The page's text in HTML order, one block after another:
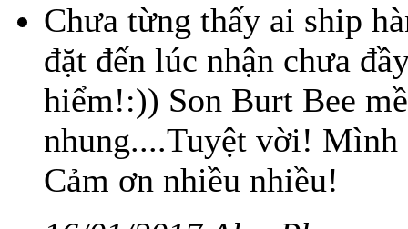
Chưa từng thấy ai ship
đặt đến lúc nhận chưa
hiểm!:)) Son Burt Bee
nhung....Tuyệt vời! Mình
Cảm ơn nhiều nhiều!